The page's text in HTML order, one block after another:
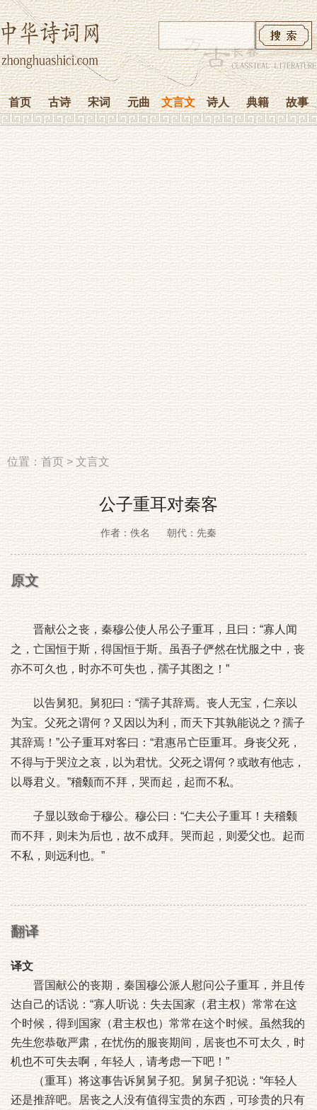
首页 古诗 宋词 元曲 文言文 诗人 典籍 故事
位置：首页>文言文
公子重耳对秦客
作者：佚名 朝代：先秦
原文
晋献公之丧，秦穆公使人吊公子重耳，且曰：“寡人闻
之，亡国恒于斯，得国恒于斯。虽吾子俨然在忧服之中，丧
亦不可久也，时亦不可失也，孺子其图之！”
以告舅犯。舅犯曰：“孺子其辞焉。丧人无宝，仁亲以
为宝。父死之谓何？又因以为利，而天下其孰能说之？孺子
其辞焉！”公子重耳对客曰：“君惠吊亡臣重耳。身丧父死，
不得与于哭泣之哀，以为君忧。父死之谓何？或敢有他志，
以辱君义。”稽颡而不拜，哭而起，起而不私。
子显以致命于穆公。穆公曰：“仁夫公子重耳！夫稽颡
而不拜，则未为后也，故不成拜。哭而起，则爱父也。起而
不私，则远利也。”
翻译
译文
晋国献公的丧期，秦国穆公派人慰问公子重耳，并且传
达自己的话说：“寡人听说：失去国家（君主权）常常在这
个时候，得到国家（君主权也）常常在这个时候。虽然我的
先生您恭敬严肃，在忧伤的服丧期间，居丧也不可太久，时
机也不可失去啊，年轻人，请考虑一下吧！”
（重耳）将这事告诉舅舅子犯。舅舅子犯说：“年轻人
还是推辞吧。居丧之人没有值得宝贵的东西，可珍贵的只有